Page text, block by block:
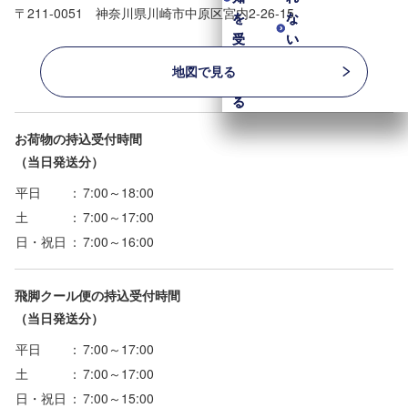
を
受
取
る
な
い
を
受
取
る
な
い
〒211-0051 神奈川県川崎市中原区宮内2-26-15
地図で見る
お荷物の持込受付時間
（当日発送分）
平日
： 7:00～18:00
土
： 7:00～17:00
日・祝日 ： 7:00～16:00
飛脚クール便の持込受付時間
（当日発送分）
平日
： 7:00～17:00
土
： 7:00～17:00
日・祝日 ： 7:00～15:00